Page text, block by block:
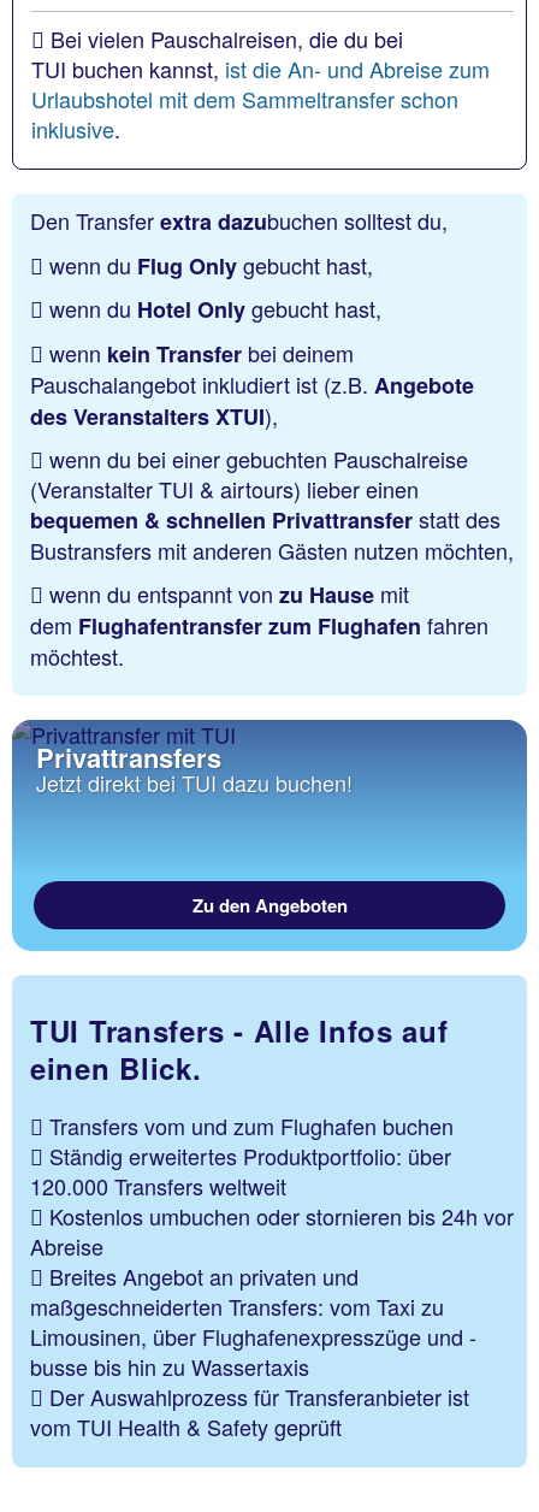
Bei vielen Pauschalreisen, die du bei
TUI buchen kannst, ist die An- und Abreise zum
Urlaubshotel mit dem Sammeltransfer schon
inklusive.­
Den Transferextra dazubuchen solltest du,
wenn du Flug Onlygebucht hast,
wenn du Hotel Onlygebucht hast,
wenn kein Transfer bei deinem
Pauschalangebot inkludiert ist (z.B. Angebote
des Veranstalters XTUI),
wenn du bei einer gebuchten Pauschalreise
(Veranstalter TUI & airtours) lieber einen
bequemen & schnellen Privattransferstatt des
Bustransfers mit anderen Gästen nutzen möchten,
wenn du entspannt von zu Hause mit
dem Flughafentransfer zum Flughafen fahren
möchtest.
Privattransfers
Jetzt direkt bei TUI dazu buchen!
Zu den Angeboten
TUI Transfers - Alle Infos auf
einen Blick.
Transfers vom und zum Flughafen buchen
Ständig erweitertes Produktportfolio: über
120.000 Transfers weltweit
Kostenlos umbuchen oder stornieren bis 24h vor
Abreise
Breites Angebot an privaten und
maßgeschneiderten Transfers: vom Taxi zu
Limousinen, über Flughafenexpresszüge und -
busse bis hin zu Wassertaxis
Der Auswahlprozess für Transferanbieter ist
vom TUI Health & Safety geprüft